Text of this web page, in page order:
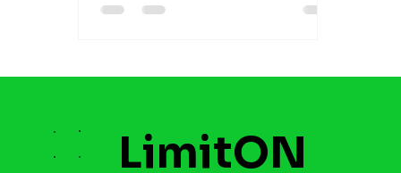
LimitON